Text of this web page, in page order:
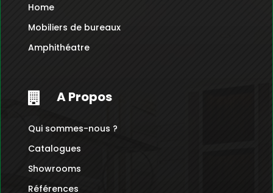
Home
Mobiliers de bureaux
Amphithéatre
 A Propos
Qui sommes-nous ?
Catalogues
Showrooms
Références